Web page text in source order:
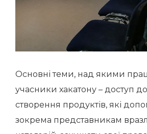
Основні теми, над якими
учасники хакатону – доступ
створення продуктів, які
зокрема представникам